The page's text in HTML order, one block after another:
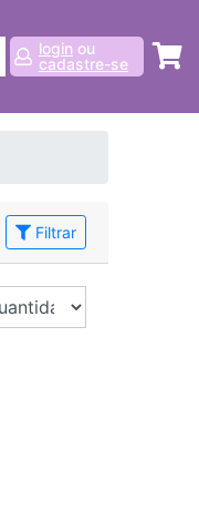
login ou
cadastre-se
Filtrar